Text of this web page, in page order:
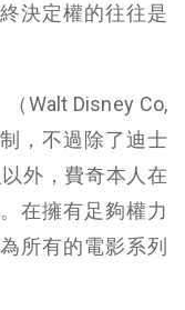
決定權的往往是
Walt Disney Co,
，不過除了迪士
外，費奇本人在
在擁有足夠權力
所有的電影系列